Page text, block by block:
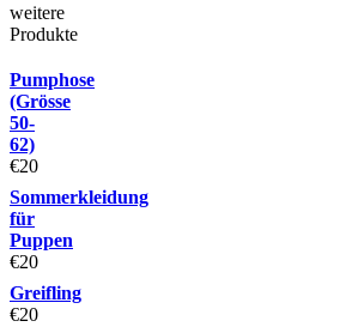
weitere
Produkte
Pumphose
(Grösse
50-
62)
€20
Sommerkleidung
für
Puppen
€20
Greifling
€20